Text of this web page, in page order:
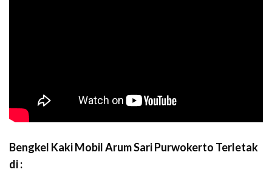
Bengkel Kaki Mobil Arum Sari Purwokerto Terletak
di :